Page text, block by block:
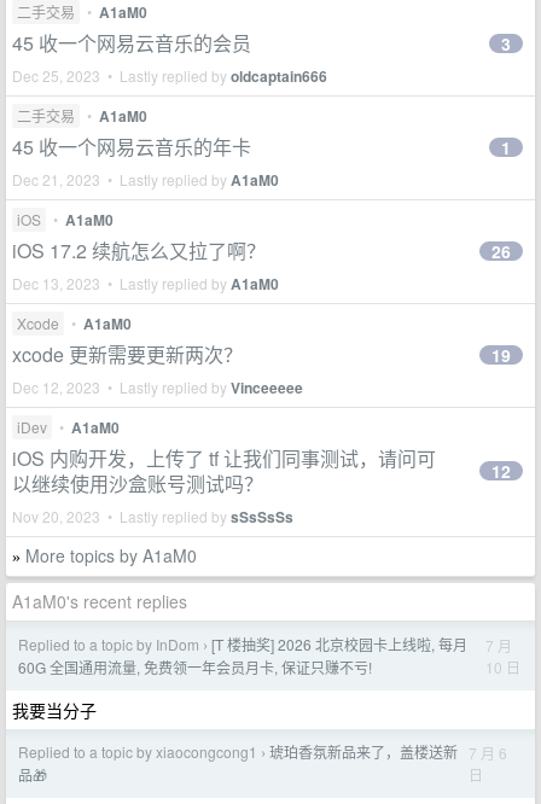
二手交易 • A1aM0
45 收一个网易云音乐的会员
Dec 25, 2023 • Lastly replied byoldcaptain666
3
二手交易 • A1aM0
45 收一个网易云音乐的年卡
Dec 21, 2023 • Lastly replied byA1aM0
1
iOS • A1aM0
iOS 17.2 续航怎么又拉了啊？
Dec 13, 2023 • Lastly replied byA1aM0
26
Xcode • A1aM0
xcode 更新需要更新两次？
Dec 12, 2023 • Lastly replied byVinceeeee
19
iDev • A1aM0
iOS 内购开发，上传了 tf 让我们同事测试，请问可
以继续使用沙盒账号测试吗？
Nov 20, 2023 • Lastly replied bysSsSsSs
12
» More topics by A1aM0
A1aM0's recent replies
Replied to a topic by InDom › [T 楼抽奖] 2026 北京校园卡上线啦, 每月
60G 全国通用流量, 免费领一年会员月卡, 保证只赚不亏!
7 月
10 日
我要当分子
Replied to a topic by xiaocongcong1 › 琥珀香氛新品来了，盖楼送新
品🎁
7 月 6
日